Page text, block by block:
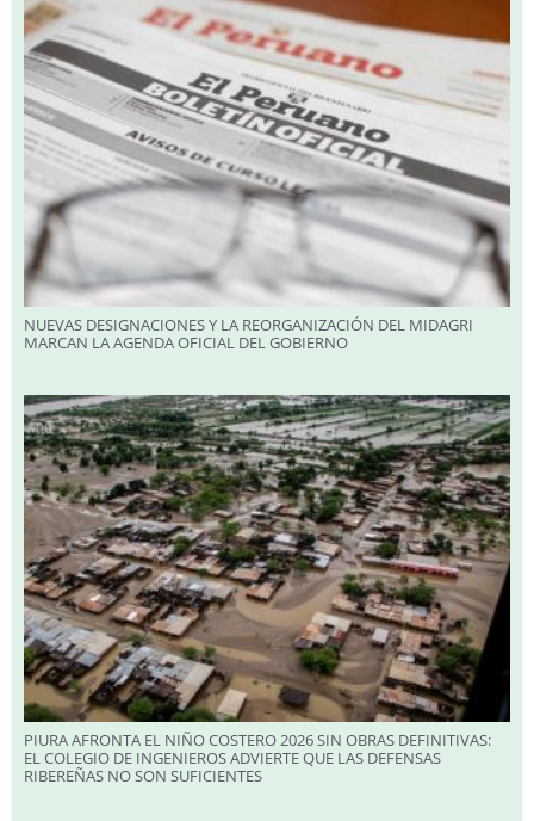
NUEVAS DESIGNACIONES Y LA REORGANIZACIÓN DEL MIDAGRI
MARCAN LA AGENDA OFICIAL DEL GOBIERNO
PIURA AFRONTA EL NIÑO COSTERO 2026 SIN OBRAS DEFINITIVAS:
EL COLEGIO DE INGENIEROS ADVIERTE QUE LAS DEFENSAS
RIBEREÑAS NO SON SUFICIENTES